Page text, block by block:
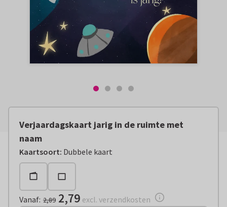
Verjaardagskaart jarig in de ruimte met
naam
Kaartsoort: Dubbele kaart
Vanaf:€ 2,79 excl. verzendkosten
Vanaf: 2,89 2,79 excl. verzendkosten